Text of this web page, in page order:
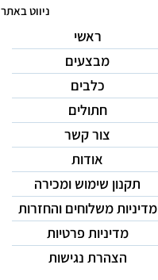
ניווט באתר
ראשי
מבצעים
כלבים
חתולים
צור קשר
אודות
תקנון שימוש ומכירה
מדיניות משלוחים והחזרות
מדיניות פרטיות
הצהרת נגישות